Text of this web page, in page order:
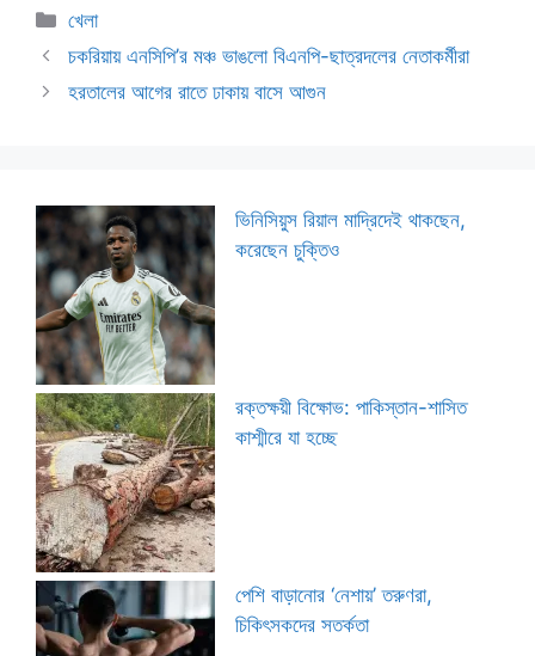
Categories
খেলা
চকরিয়ায় এনসিপি’র মঞ্চ ভাঙলো বিএনপি-ছাত্রদলের নেতাকর্মীরা
হরতালের আগের রাতে ঢাকায় বাসে আগুন
ভিনিসিয়ুস রিয়াল মাদ্রিদেই থাকছেন,
করেছেন চুক্তিও
রক্তক্ষয়ী বিক্ষোভ: পাকিস্তান-শাসিত
কাশ্মীরে যা হচ্ছে
পেশি বাড়ানোর ‘নেশায়’ তরুণরা,
চিকিৎসকদের সতর্কতা